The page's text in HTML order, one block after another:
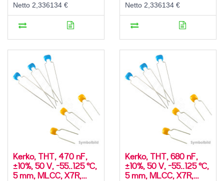
Netto 2,336134 €
Netto 2,336134 €
Kerko, THT, 470 nF,
±10%, 50 V, -55..125 °C,
5 mm, MLCC, X7R,
Kerko, THT, 680 nF,
±10%, 50 V, -55..125 °C,
5 mm, MLCC, X7R,